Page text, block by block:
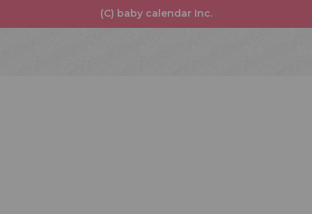
(C) baby calendar Inc.